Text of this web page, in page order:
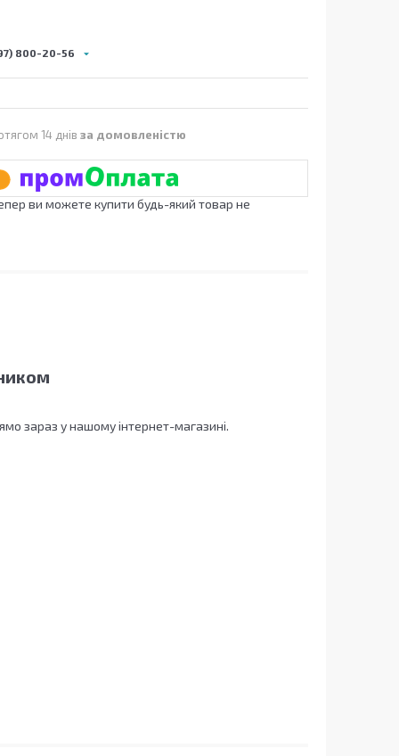
800-20-56
14 днів за домовленістю
ви можете купити будь-який товар не
зараз у нашому інтернет-магазині.